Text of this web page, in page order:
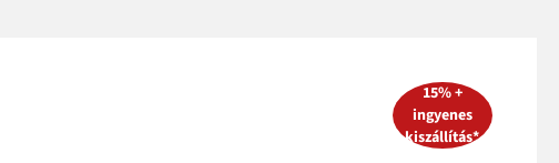
15% +
ingyenes
kiszállítás*